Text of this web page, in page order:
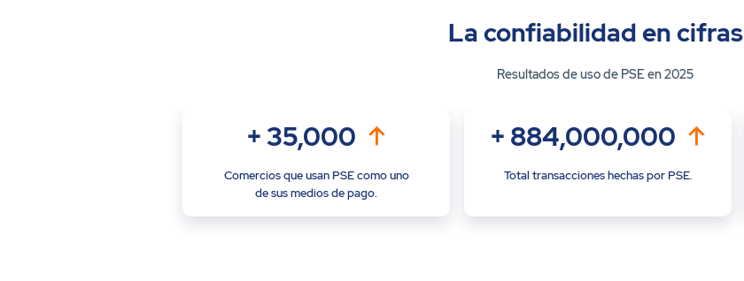
La confiabilidad en cifras
Resultados de uso de PSE en 2025
+35,000
Comercios que usan PSE como uno
de sus medios de pago.
+ 884,000,000
Total transacciones hechas por PSE.